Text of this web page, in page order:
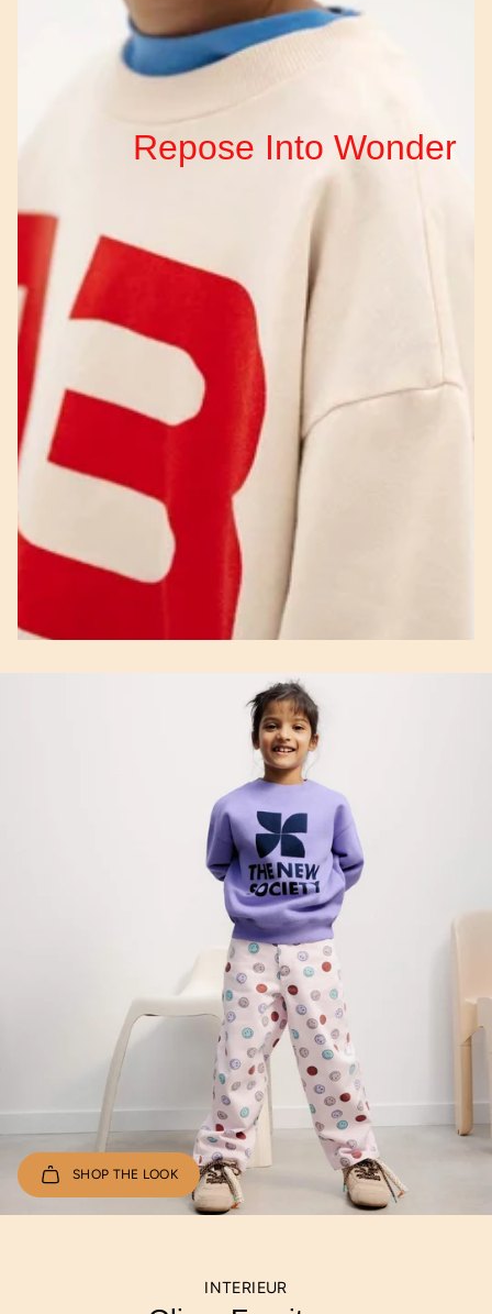
Repose Into Wonder
SHOP THE LOOK
INTERIEUR